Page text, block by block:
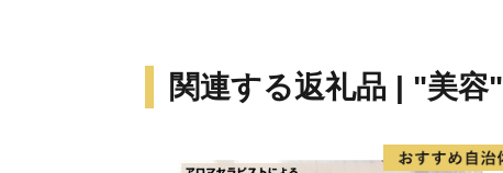
関連する返礼品 | "美容"